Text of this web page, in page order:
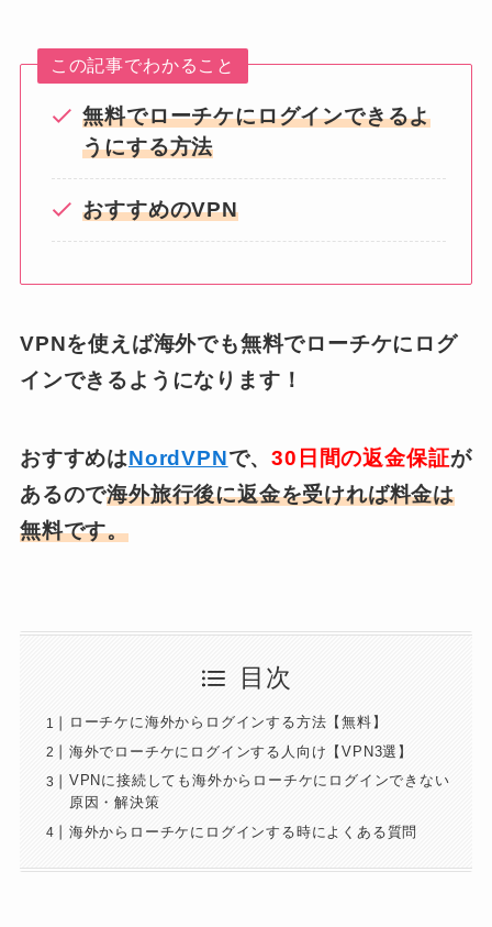
この記事でわかること
無料でローチケにログインできるよ
うにする方法
おすすめのVPN
VPNを使えば海外でも無料でローチケにログ
インできるようになります！
おすすめはNordVPNで、30日間の返金保証が
あるので海外旅行後に返金を受ければ料金は
無料です。
目次
ローチケに海外からログインする方法【無料】
海外でローチケにログインする人向け【VPN3選】
VPNに接続しても海外からローチケにログインできない
原因・解決策
海外からローチケにログインする時によくある質問